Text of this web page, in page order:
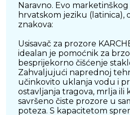
Naravno. Evo marketinškog
hrvatskom jeziku (latinica),
znakova:
Usisavač za prozore
idealan je pomoćnik za
besprijekorno čišćenje
Zahvaljujući naprednoj
učinkovito uklanja vodu i
ostavljanja tragova, mrlja ili
savršeno čiste prozore u
poteza. S kapacitetom